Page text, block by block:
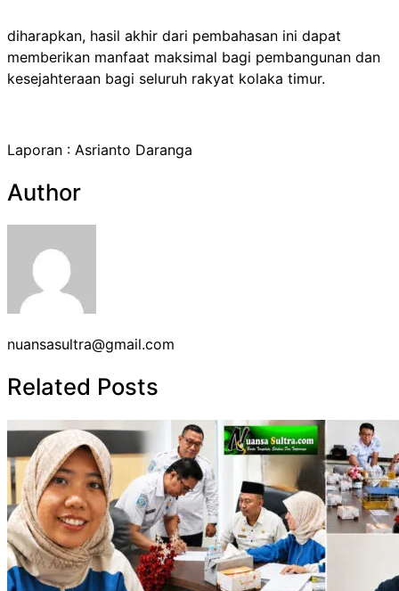
diharapkan, hasil akhir dari pembahasan ini dapat
memberikan manfaat maksimal bagi pembangunan dan
kesejahteraan bagi seluruh rakyat kolaka timur.
Laporan : Asrianto Daranga
Author
nuansasultra@gmail.com
Related Posts